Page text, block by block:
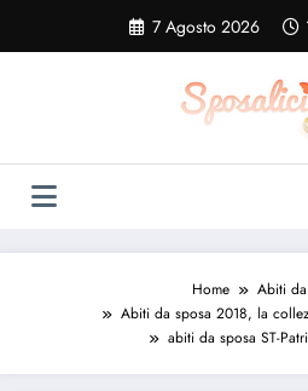
contenuto
7 Agosto 2026
Home
Abiti
Abiti da sposa 2018, la
abiti da sposa ST-